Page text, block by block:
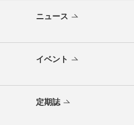
ニュース
イベント
定期誌